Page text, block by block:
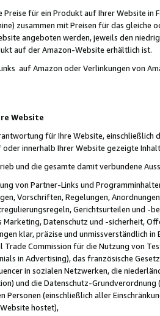
Preise für ein Produkt auf Ihrer Website
zusammen mit Preisen für das
angeboten werden, jeweils den
auf der Amazon-Website erhältlich ist.
auf Amazon oder Verlinkungen von
Website
für Ihre Website,
innerhalb Ihrer Website gezeigte
und die gesamte damit verbundene
von Partner-Links und
Vorschriften, Regelungen,
Gerichtsurteilen und -
Datenschutz und -sicherheit,
klar, präzise und unmissverständlich
Trade Commission für die Nutzung von
in Advertising), das französische
in sozialen Netzwerken, die
und die Datenschutz-
Personen (einschließlich aller
hostet),